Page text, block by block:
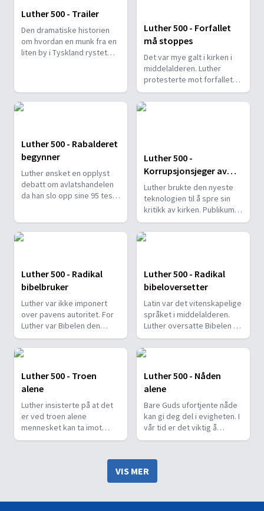
Luther 500 - Trailer
Den dramatiske historien
om hvordan en munk fra en
liten by i Tyskland rystet
Luther 500 - Forfallet
må stoppes
Det var mye galt i kirken i
middelalderen. Luther
protesterte mot forfallet
og avlatshandelen.
Luther 500 - Rabalderet
begynner
Luther ønsket en opplyst
debatt om avlatshandelen
da han slo opp sine 95 teser
Luther 500 -
Korrupsjonsjeger av
Guds nåde
Luther brukte den nyeste
teknologien til å spre sin
kritikk av kirken. Publikum
ble begeistret.
Luther 500 - Radikal
bibelbruker
Luther var ikke imponert
over pavens autoritet. For
Luther var Bibelen den
øverste myndighet.
Luther 500 - Radikal
bibeloversetter
Latin var det vitenskapelige
språket i middelalderen.
Luther oversatte Bibelen til
alminnelig tysk.
Luther 500 - Troen
alene
Luther insisterte på at det
er ved troen alene
mennesket kan ta imot
Guds nåde.
Luther 500 - Nåden
alene
Bare Guds ufortjente nåde
kan gi deg del i evigheten. I
vår tid er det viktig å
gjenoppdage nåden.
VIS MER